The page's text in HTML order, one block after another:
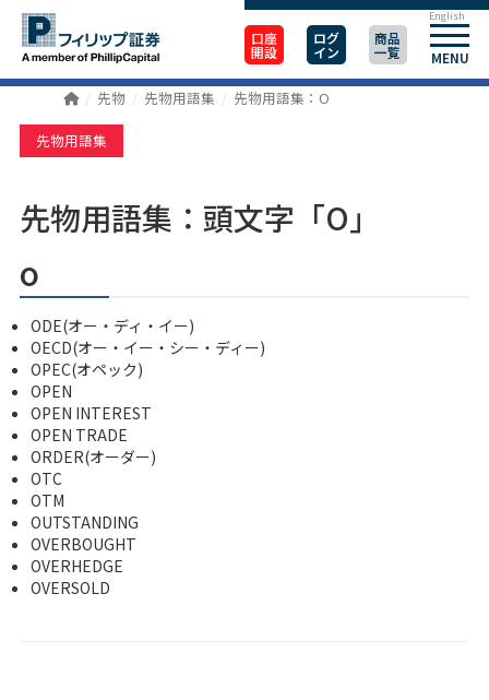
口座
開設
ログ
イン
商品
一覧 MENU
English
先物 先物用語集 先物用語集：O
先物用語集
先物用語集：頭文字「O」
o
ODE(オー・ディ・イー)
OECD(オー・イー・シー・ディー)
OPEC(オペック)
OPEN
OPEN INTEREST
OPEN TRADE
ORDER(オーダー)
OTC
OTM
OUTSTANDING
OVERBOUGHT
OVERHEDGE
OVERSOLD